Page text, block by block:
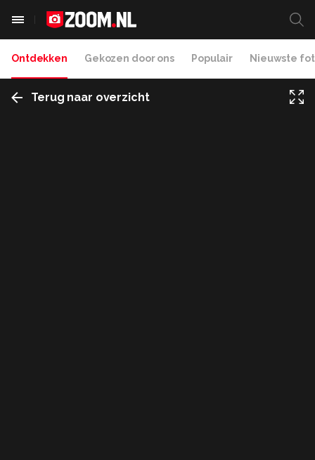
Ontdekken Gekozen door ons Populair Nieuwste
Terug naar overzicht